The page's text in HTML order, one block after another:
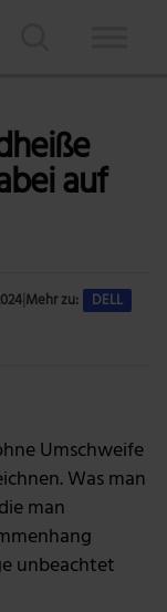
auf
Mehr zu: DELL
Umschweife
Was man
man
unbeachtet